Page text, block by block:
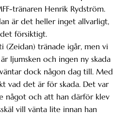
tränaren Henrik Rydström.
är det heller inget allvarligt,
försiktigt.
(Zeidan) tränade igår, men vi
ljumsken och ingen ny skada
dock någon dag till. Med
vad det är för skada. Det var
något och att han därför klev
vill vänta lite innan han